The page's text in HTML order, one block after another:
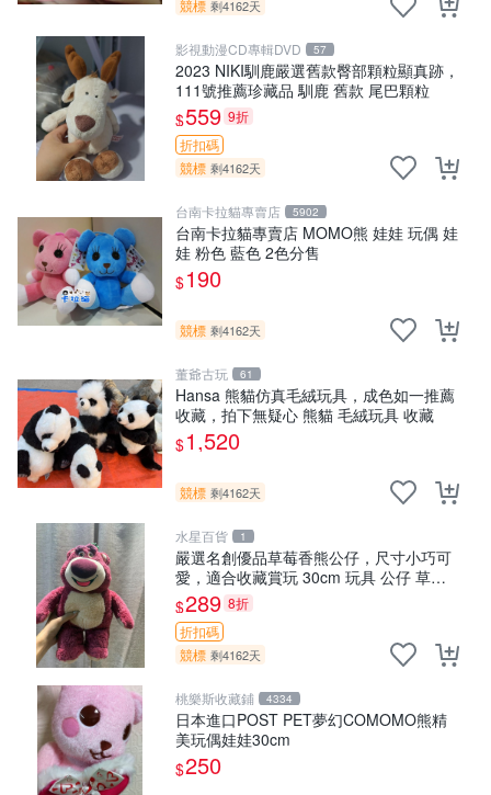
競標 剩4162天
影視動漫CD專輯DVD 57
2023 NIKI馴鹿嚴選舊款臀部顆粒顯真跡，
111號推薦珍藏品 馴鹿 舊款 尾巴顆粒
$559 9折
折扣碼
競標 剩4162天
台南卡拉貓專賣店 5902
台南卡拉貓專賣店 MOMO熊 娃娃 玩偶 娃
娃 粉色 藍色 2色分售
$190
競標 剩4162天
董爺古玩 61
Hansa 熊貓仿真毛絨玩具，成色如一推薦
收藏，拍下無疑心 熊貓 毛絨玩具 收藏
$1,520
競標 剩4162天
水星百貨 1
嚴選名創優品草莓香熊公仔，尺寸小巧可
愛，適合收藏賞玩 30cm 玩具 公仔 草莓
熊
$289 8折
折扣碼
競標 剩4162天
桃樂斯收藏鋪 4334
日本進口POST PET夢幻COMOMO熊精
美玩偶娃娃30cm
$250